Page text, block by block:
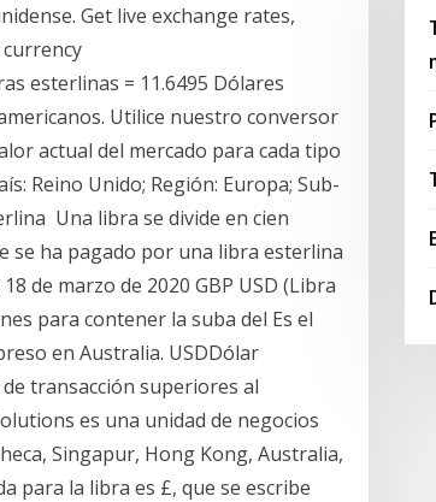
Get live exchange rates,
esterlinas = 11.6495 Dólares
Utilice nuestro conversor
actual del mercado para cada tipo
Reino Unido; Región: Europa; Sub-
Una libra se divide en cien
se ha pagado por una libra esterlina
de marzo de 2020 GBP USD (Libra
para contener la suba del Es el
en Australia. USDDólar
transacción superiores al
es una unidad de negocios
Singapur, Hong Kong, Australia,
para la libra es £, que se escribe